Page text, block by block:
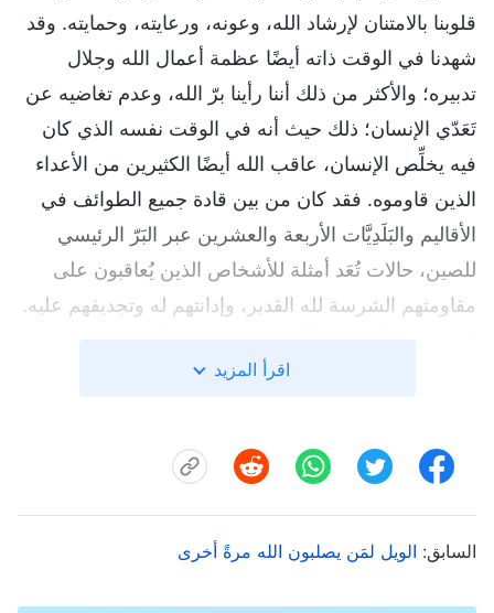
قلوبنا بالامتنان لإرشاد الله، وعونه، ورعايته، وحمايته. وقد
شهدنا في الوقت ذاته أيضًا عظمة أعمال الله وجلال
تدبيره؛ والأكثر من ذلك أننا رأينا برّ الله، وعدم تغاضيه عن
تَعَدّي الإنسان؛ ذلك حيث أنه في الوقت نفسه الذي كان
فيه يخلِّص الإنسان، عاقب الله أيضًا الكثيرين من الأعداء
الذين قاوموه. فقد كان من بين قادة جميع الطوائف في
الأقاليم والبَلَدِيَّات الأربعة والعشرين عبر البَرّ الرئيسي
للصين، حالات تُعَد أمثلة للأشخاص الذين يُعاقبون على
مقاومتهم الشرسة لله القدير، وإدانتهم له وتجديفهم عليه.
عُوقِبوا بسبب مقاومة عمل الله خلال عصر الناموس. من
شديد، وقد أصبحت أكثر عنفًا في مقاومتها لله. ولذا فقد
نال الكثيرون من الناس عقابًا وهلكوا، وفي هذا تتميمًا
كاملًا للنبوءة التي جاءت في الكتاب المقدس تقول:
"كَثِيرُونَ يُدْعَوْنَ وَقَلِيلُونَ يُنْتَخَبُونَ". فلو لم يقم الروح
اقرأ المزيد
السابق: الويل لمَن يصلبون الله مرةً أخرى